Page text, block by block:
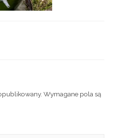
Wymagane pola są